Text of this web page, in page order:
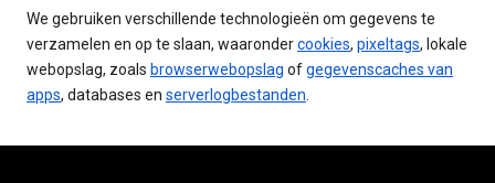
We gebruiken verschillende technologieën om gegevens te
verzamelen en op te slaan, waarondercookies, pixeltags, lokale
webopslag, zoals browserwebopslag ofgegevenscaches van
apps, databases en serverlogbestanden